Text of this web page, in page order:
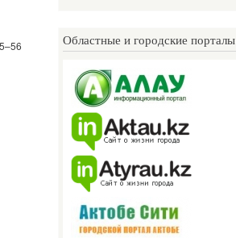
Областные и городские порталы